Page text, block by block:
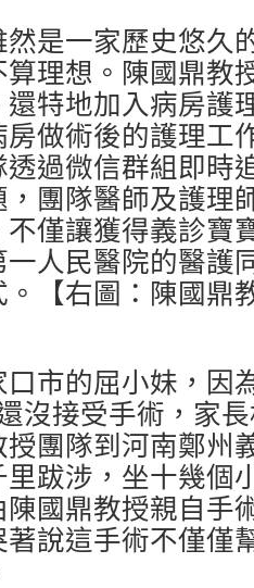
是一家歷史悠久
理想。陳國鼎教
特地加入病房護
房做術後的護理工
過微信群組即時
團隊醫師及護理
僅讓獲得義診寶
人民醫院的醫護
【右圖：陳國鼎
市的屈小妹，因
沒接受手術，家
團隊到河南鄭州
跋涉，坐十幾個
國鼎教授親自手
說這手術不僅僅